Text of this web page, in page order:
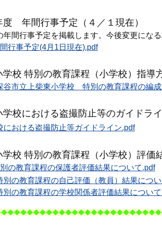
年間行事予定（４／１現在）
年間行事予定を掲載します。今後変更にな
行事予定(4月1日現在).pdf
校 特別の教育課程（小学校）指導
谷市立上柴東小学校 特別の教育課程の編
校における盗撮防止等のガイドラ
における盗撮防止等ガイドライン.pdf
校 特別の教育課程（小学校）評価
の教育課程の保護者評価結果について.pdf
別の教育課程の自己評価（教員）結果につ
別の教育課程の学校関係者評価結果につい
◆◆◆◆◆◆◆◆◆◆◆◆◆◆◆◆◆◆◆◆◆